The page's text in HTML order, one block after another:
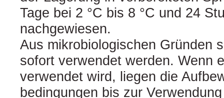
Tage bei 2 °C bis 8 °C und 24
nachgewiesen.
Aus mikrobiologischen Gründen
sofort verwendet werden. Wenn
verwendet wird, liegen die
bedingungen bis zur